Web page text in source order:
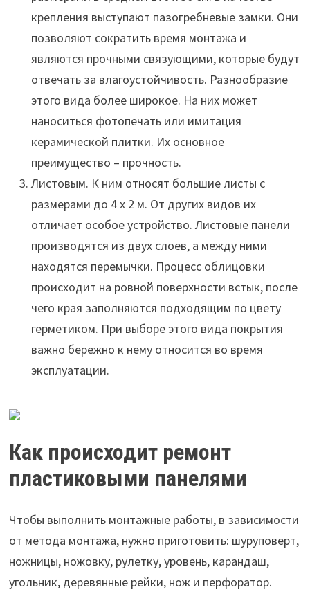
крепления выступают пазогребневые замки. Они
позволяют сократить время монтажа и
являются прочными связующими, которые будут
отвечать за влагоустойчивость. Разнообразие
этого вида более широкое. На них может
наноситься фотопечать или имитация
керамической плитки. Их основное
преимущество – прочность.
Листовым. К ним относят большие листы с
размерами до 4 х 2 м. От других видов их
отличает особое устройство. Листовые панели
производятся из двух слоев, а между ними
находятся перемычки. Процесс облицовки
происходит на ровной поверхности встык, после
чего края заполняются подходящим по цвету
герметиком. При выборе этого вида покрытия
важно бережно к нему относится во время
эксплуатации.
Как происходит ремонт
пластиковыми панелями
Чтобы выполнить монтажные работы, в зависимости
от метода монтажа, нужно приготовить: шуруповерт,
ножницы, ножовку, рулетку, уровень, карандаш,
угольник, деревянные рейки, нож и перфоратор.